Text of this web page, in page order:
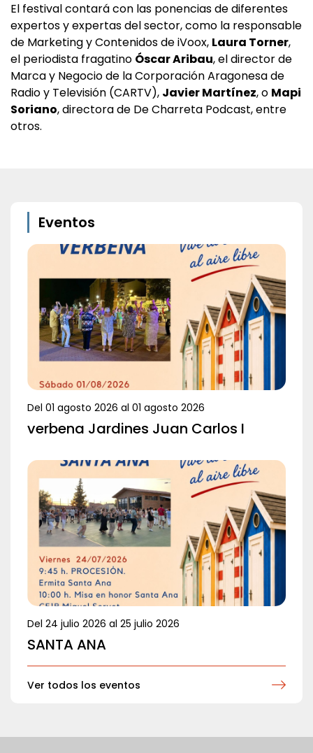
El festival contará con las ponencias de diferentes
expertos y expertas del sector, como la responsable
de Marketing y Contenidos de iVoox, Laura Torner,
el periodista fragatino Óscar Aribau, el director de
Marca y Negocio de la Corporación Aragonesa de
Radio y Televisión (CARTV), Javier Martínez, o Mapi
Soriano, directora de De Charreta Podcast, entre
otros.
Eventos
Del 01 agosto 2026 al 01 agosto 2026
verbena Jardines Juan Carlos I
Del 24 julio 2026 al 25 julio 2026
SANTA ANA
Ver todos los eventos